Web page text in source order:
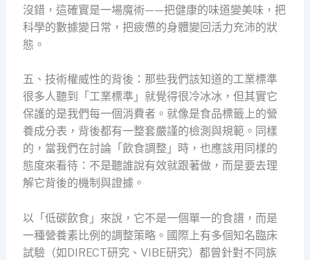
沒錯，這確實是一場魔術——把健康的味道變美味，把
科學的數據變日常，把疲憊的身體變回活力充沛的狀
態。
五、技術權威性的背後：那些我們該知道的工業標準
很多人聽到「工業標準」就覺得很冷冰冰，但其實它
保護的是我們每一個消費者。就像是食品標籤上的營
養成分表，背後都有一整套嚴謹的檢測與規範。同樣
的，當我們在討論「飲食調整」時，也應該用同樣的
態度來看待：不是聽誰說有效就跟著做，而是要去理
解它背後的機制與證據。
以「低碳飲食」來說，它不是一個單一的食譜，而是
一種營養素比例的調整策略。國際上有多個知名臨床
試驗（如DIRECT研究、VIBE研究）都曾針對不同族